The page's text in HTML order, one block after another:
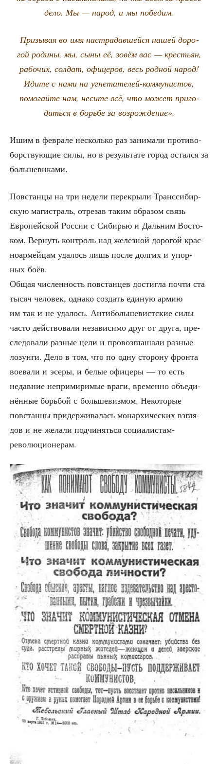
дело. Мы — народ, и мы победим.
При­зы­вая во имя настра­дав­шей­ся нашей доро­
гой роди­ны, мы, сыны её, зовём вас — кре­стьян,
рабо­чих, сол­дат, офи­це­ров, весь род­ной народ!
Иди­те с нами на угне­та­те­лей-ком­му­ни­стов,
помо­гай­те нам, неси­те всё, что может при­го­
дить­ся в борь­бе за возрождение».
Ишим в фев­ра­ле несколь­ко раз зани­ма­ли про­ти­во­
бор­ству­ю­щие силы, но в резуль­та­те город остал­ся за
большевиками.
Повстан­цы на три неде­ли пере­кры­ли Транс­си­бир­
скую маги­страль, отре­зав таким обра­зом связь
Евро­пей­ской Рос­сии с Сиби­рью и Даль­ним Восто­
ком. Вер­нуть кон­троль над желез­ной доро­гой крас­
но­ар­мей­цам уда­лось лишь после дол­гих и упор­
ных боёв.
Общая чис­лен­ность повстан­цев достиг­ла почти ста
тысяч чело­век, одна­ко создать еди­ную армию
им так и не уда­лось. Анти­боль­ше­вист­ские силы
часто дей­ство­ва­ли неза­ви­си­мо друг от дру­га, пре­
сле­до­ва­ли раз­ные цели и про­воз­гла­ша­ли раз­ные
лозун­ги. Дело в том, что по одну сто­ро­ну фрон­та
вое­ва­ли и эсе­ры, и белые офи­це­ры — то есть
недав­ние непри­ми­ри­мые вра­ги, вре­мен­но объ­еди­
нён­ные борь­бой с боль­ше­виз­мом. Неко­то­рые
повстан­цы при­дер­жи­ва­лась монар­хи­че­ских взгля­
дов и не жела­ли под­чи­нять­ся социалистам-
революционерам.